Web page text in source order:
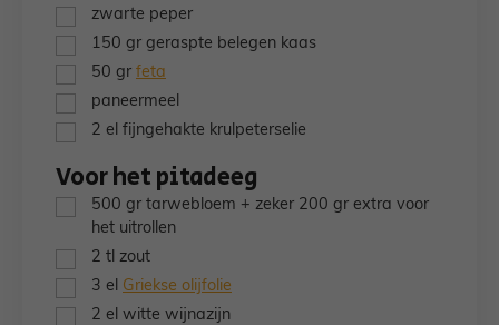
▢
zwarte peper
▢150 gr geraspte belegen kaas
▢
50 gr feta
▢
paneermeel
▢
2 el fijngehakte krulpeterselie
Voor het pitadeeg
▢
500 gr tarwebloem + zeker 200 gr extra voor
het uitrollen
▢
2 tl zout
▢
3 el Griekse olijfolie
▢
2 el witte wijnazijn